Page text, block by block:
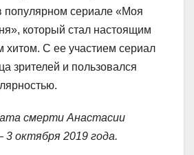
популярном сериале «Моя
который стал настоящим
хитом. С ее участием сериал
зрителей и пользовался
смерти Анастасии
октября 2019 года.